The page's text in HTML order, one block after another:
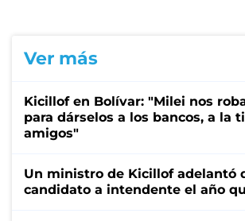
Ver más
Kicillof en Bolívar: "Milei nos
para dárselos a los bancos, a la
amigos"
Un ministro de Kicillof adelantó
candidato a intendente el año